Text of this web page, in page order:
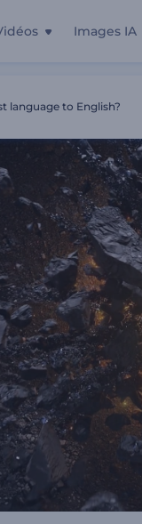
Images IA
language to English?